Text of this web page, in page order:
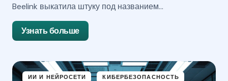
Beelink выкатила штуку под названием…
Узнать больше
ИИ И НЕЙРОСЕТИ КИБЕРБЕЗОПАСНОСТЬ